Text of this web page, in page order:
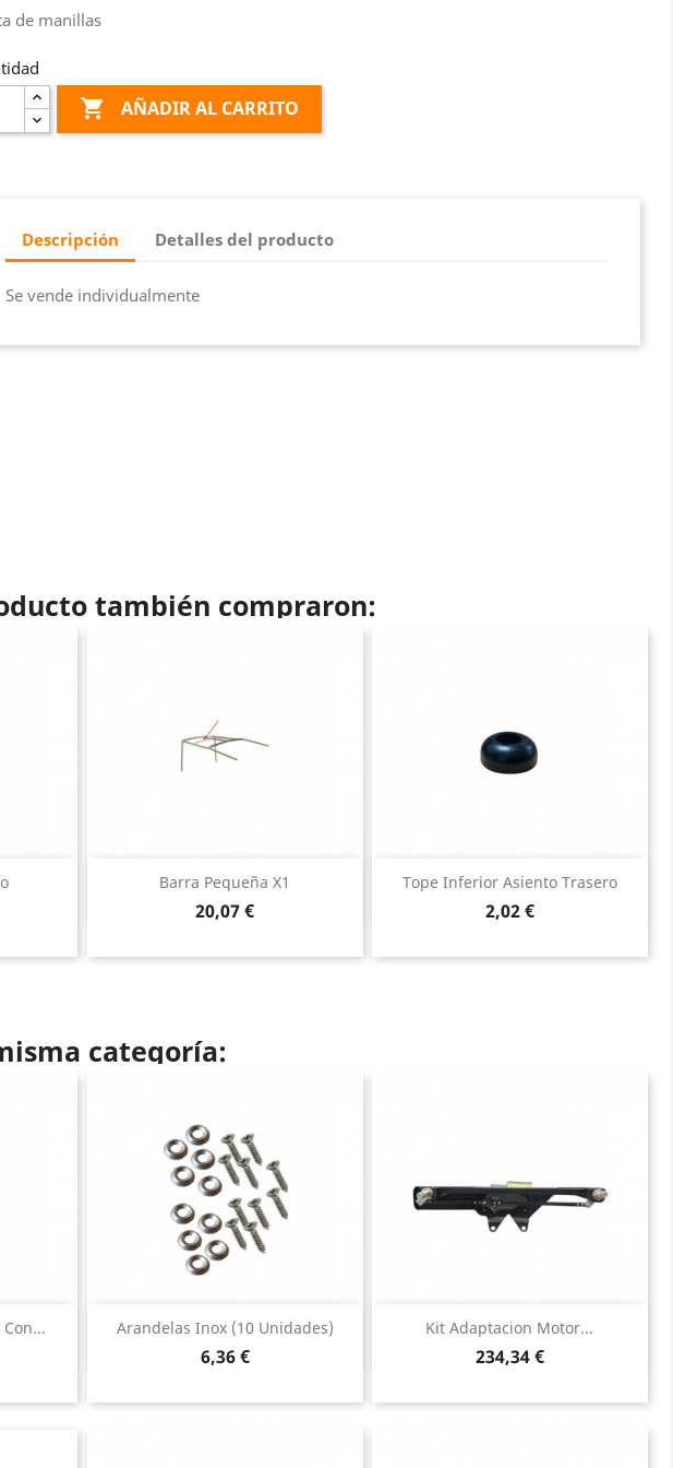
de manillas
 AÑADIR AL CARRITO
Descripción Detalles del producto
Se vende individualmente
también compraron:
Barra Pequeña X1
Precio
20,07 €
Vista rápida Tope Inferior Asiento Trasero
Precio
2,02 €
Vista rápida
categoría:
Arandelas Inox (10 Unidades)
Precio
6,36 €
Vista rápida Kit Adaptacion Motor...
Precio
234,34 €
Vista rápida